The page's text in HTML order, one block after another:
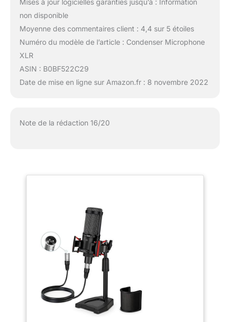
non disponible
Moyenne des commentaires client : 4,4 sur 5 étoiles
Numéro du modèle de l’article : Condenser Microphone
XLR
ASIN : B0BF522C29
Date de mise en ligne sur Amazon.fr : 8 novembre 2022
Note de la rédaction 16/20